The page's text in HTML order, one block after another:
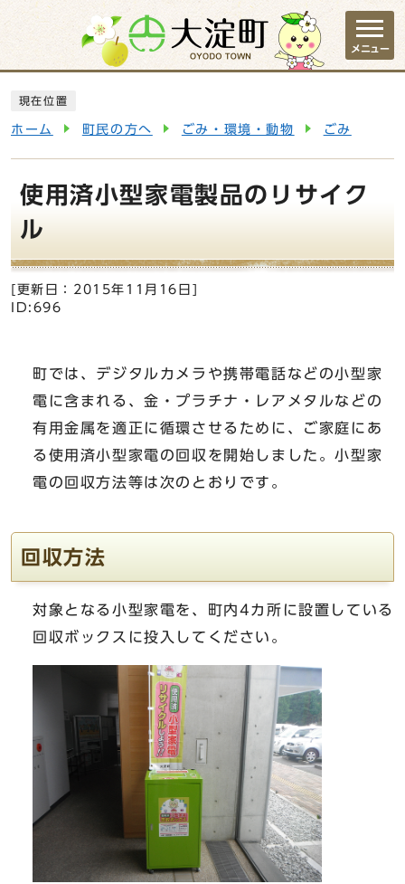
ページの先頭です
メニュー
現在位置
ホーム 町民の方へ ごみ・環境・動物 ごみ
使用済小型家電製品のリサイク
ル
[更新日： 2015年11月16日
ID:696
町では、デジタルカメラや携帯電話などの小型家
電に含まれる、金・プラチナ・レアメタルなどの
有用金属を適正に循環させるために、ご家庭にあ
る使用済小型家電の回収を開始しました。小型家
電の回収方法等は次のとおりです。
回収方法
対象となる小型家電を、町内4カ所に設置している
回収ボックスに投入してください。